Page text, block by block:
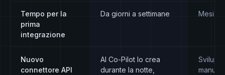
Tempo per la
prima
integrazione
Da giorni a settimane Mesi
Nuovo
connettore API
AI Co-Pilot lo crea
durante la notte,